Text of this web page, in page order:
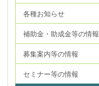
各種お知らせ
補助金・助成金等の情報
募集案内等の情報
セミナー等の情報